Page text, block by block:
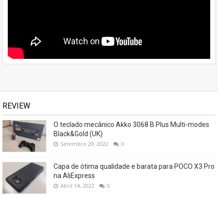
REVIEW
O teclado mecânico Akko 3068 B Plus Multi-modes
Black&Gold (UK)
Setembro 29, 2022 0
Capa de ótima qualidade e barata para POCO X3 Pro
na AliExpress
Abril 14, 2022 0